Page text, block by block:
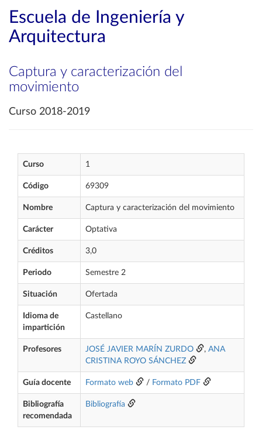
Escuela de Ingeniería y
Arquitectura
Captura y caracterización del
movimiento
Curso 2018-2019
Curso 1
Código 69309
Nombre Captura y caracterización del movimiento
Carácter Optativa
Créditos 3,0
Periodo Semestre 2
Situación Ofertada
Idioma de
impartición
Castellano
Profesores JOSÉ JAVIER MARÍN ZURDO , ANA
CRISTINA ROYO SÁNCHEZ
Guía docente Formato web / Formato PDF
Bibliografía
recomendada
Bibliografía